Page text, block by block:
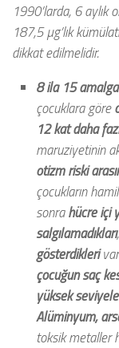
1990’larda, 6 aylık
187,5 µg’lık
dikkat edilmelidir.
8 ila 15
çocuklara göre
12 kat daha
maruziyetinin
otizm riski
çocukların
sonrahücre içi
salgılamadıkları,
gösterdikleri
çocuğun saç
yüksek
Alüminyum,
toksik metaller